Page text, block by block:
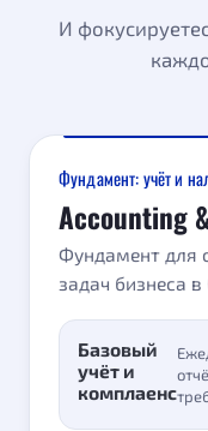
И
Фундамент: учёт и
Accounting
Фундамент для
задач бизнеса
Базовый
учёт и
комплаенс